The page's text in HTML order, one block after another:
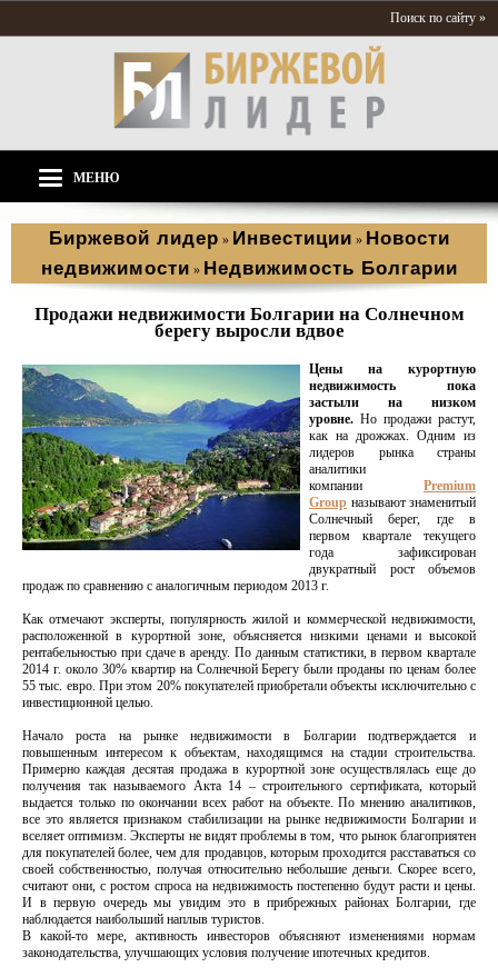
Поиск по сайту »
МЕНЮ
Биржевой лидер » Инвестиции » Новости
недвижимости » Недвижимость Болгарии
Продажи недвижимости Болгарии на Солнечном
берегу выросли вдвое
Цены на курортную
недвижимость пока
застыли на низком
уровне. Но продажи растут,
как на дрожжах. Одним из
лидеров рынка страны
аналитики
компании Premium
Group называют знаменитый
Солнечный берег, где в
первом квартале текущего
года зафиксирован
двукратный рост объемов
продаж по сравнению с аналогичным периодом 2013 г.
Как отмечают эксперты, популярность жилой и коммерческой недвижимости,
расположенной в курортной зоне, объясняется низкими ценами и высокой
рентабельностью при сдаче в аренду. По данным статистики, в первом квартале
2014 г. около 30% квартир на Солнечной Берегу были проданы по ценам более
55 тыс. евро. При этом 20% покупателей приобретали объекты исключительно с
инвестиционной целью.
Начало роста на рынке недвижимости в Болгарии подтверждается и
повышенным интересом к объектам, находящимся на стадии строительства.
Примерно каждая десятая продажа в курортной зоне осуществлялась еще до
получения так называемого Акта 14 – строительного сертификата, который
выдается только по окончании всех работ на объекте. По мнению аналитиков,
все это является признаком стабилизации на рынке недвижимости Болгарии и
вселяет оптимизм. Эксперты не видят проблемы в том, что рынок благоприятен
для покупателей более, чем для продавцов, которым проходится расставаться со
своей собственностью, получая относительно небольшие деньги. Скорее всего,
считают они, с ростом спроса на недвижимость постепенно будут расти и цены.
И в первую очередь мы увидим это в прибрежных районах Болгарии, где
наблюдается наибольший наплыв туристов.
В какой-то мере, активность инвесторов объясняют изменениями нормам
законодательства, улучшающих условия получение ипотечных кредитов.